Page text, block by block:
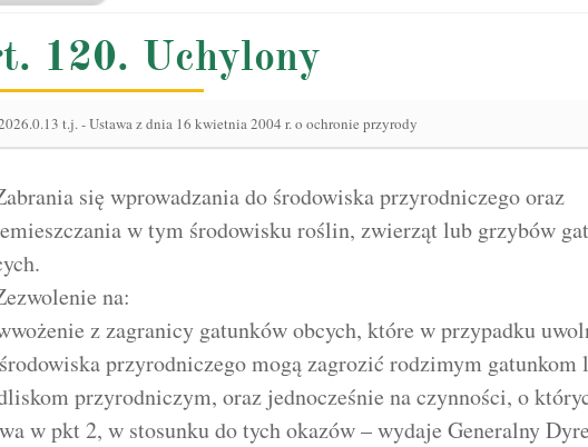
120. Uchylony
t.j.-Ustawa z dnia 16 kwietnia 2004 r. o ochronie przyrody
się wprowadzania do środowiska przyrodniczego oraz
w tym środowisku roślin, zwierząt lub grzybów
na:
z zagranicy gatunków obcych, które w przypadku
przyrodniczego mogą zagrozić rodzimym gatunkom
przyrodniczym, oraz jednocześnie na czynności, o
w pkt 2, w stosunku do tych okazów – wydaje Generalny